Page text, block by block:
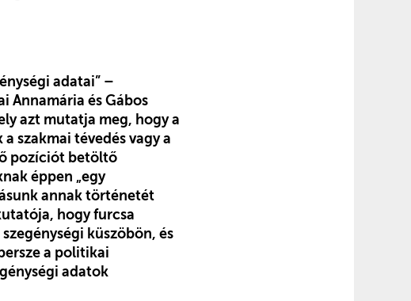
adatai” –
Annamária és Gábos
azt mutatja meg, hogy a
szakmai tévedés vagy a
pozíciót betöltő
éppen „egy
annak történetét
hogy furcsa
küszöbön, és
a politikai
adatok